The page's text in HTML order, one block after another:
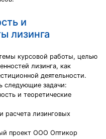
и
лизинга
курсовой работы, целью
лизинга, как
деятельности.
следующие задачи:
и теоретические
расчета лизинговых
проект ООО Оптикор